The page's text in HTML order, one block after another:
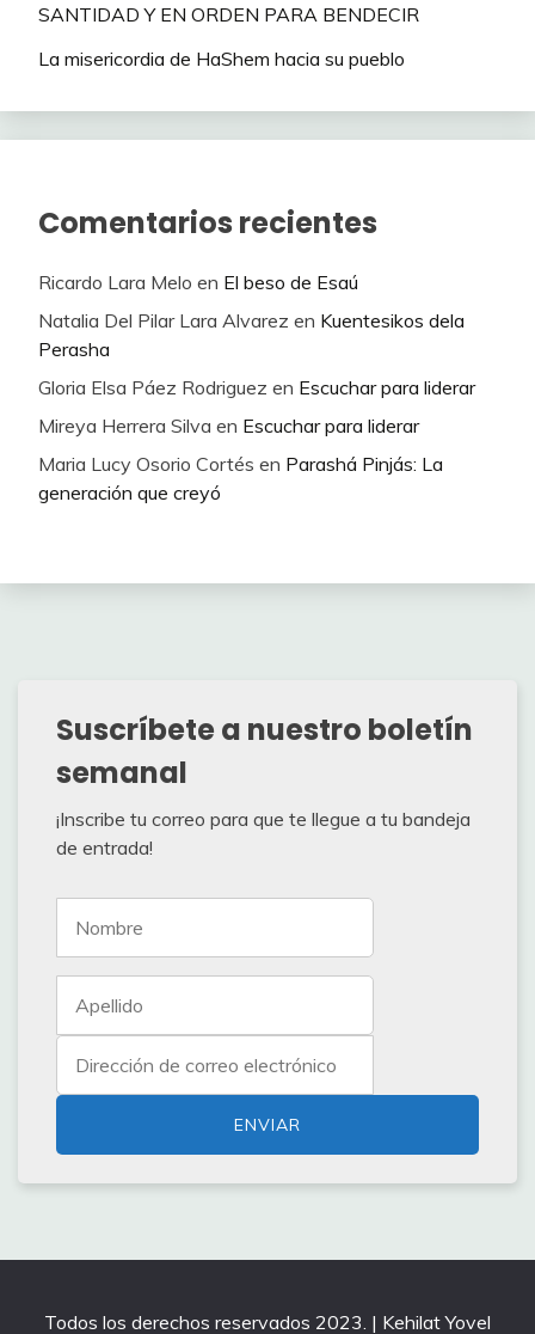
SANTIDAD Y EN ORDEN PARA BENDECIR
La misericordia de HaShem hacia su pueblo
Comentarios recientes
Ricardo Lara Melo en El beso de Esaú
Natalia Del Pilar Lara Alvarez en Kuentesikos dela
Perasha
Gloria Elsa Páez Rodriguez en Escuchar para liderar
Mireya Herrera Silva en Escuchar para liderar
Maria Lucy Osorio Cortés en Parashá Pinjás: La
generación que creyó
Suscríbete a nuestro boletín
semanal
¡Inscribe tu correo para que te llegue a tu bandeja
de entrada!
Todos los derechos reservados 2023. | Kehilat Yovel